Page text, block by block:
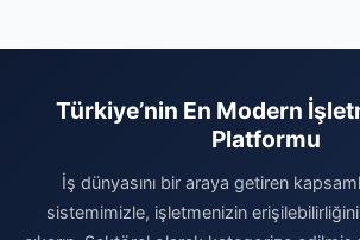
Türkiye’nin En Modern
Platformu
İş dünyasını bir araya getiren
sistemimizle, işletmenizin